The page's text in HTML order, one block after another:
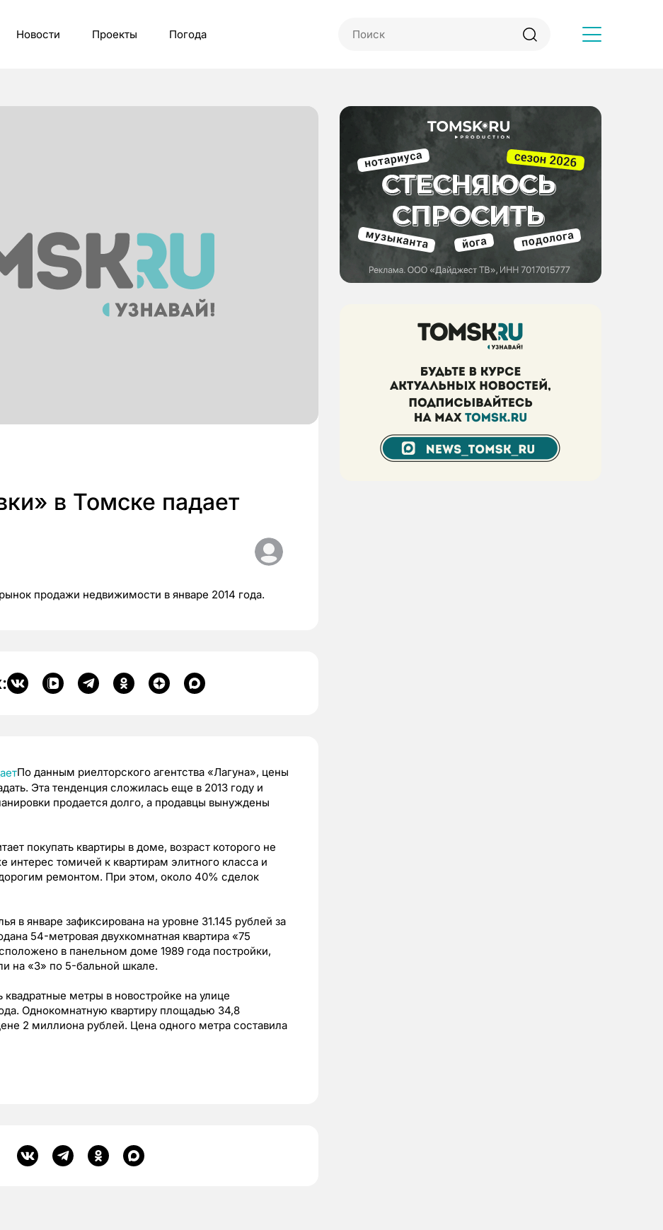
Новости Проекты Погода
в Томске падает
продажи недвижимости в январе 2014 года.
По данным риелторского агентства «Лагуна», цены
Эта тенденция сложилась еще в 2013 году и
продается долго, а продавцы вынуждены
покупать квартиры в доме, возраст которого не
интерес томичей к квартирам элитного класса и
ремонтом. При этом, около 40% сделок
в январе зафиксирована на уровне 31.145 рублей за
54-метровая двухкомнатная квартира «75
в панельном доме 1989 года постройки,
на «3» по 5-бальной шкале.
метры в новостройке на улице
Однокомнатную квартиру площадью 34,8
2 миллиона рублей. Цена одного метра составила